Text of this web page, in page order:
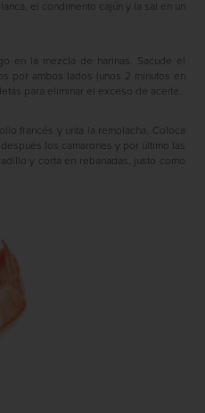
el condimento cajún y la sal en un
en la mezcla de harinas. Sacude el
por ambos lados (unos 2 minutos en
para eliminar el exceso de aceite.
francés y unta la remolacha. Coloca
los camarones y por último las
y corta en rebanadas, justo como